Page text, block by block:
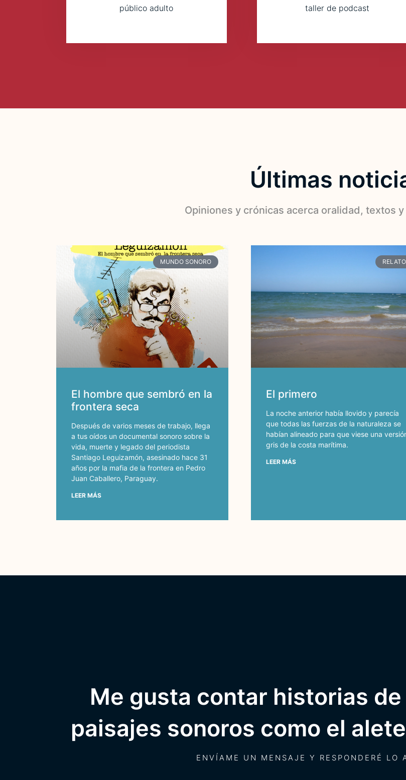
público adulto
taller de podcast
Últimas
Opiniones y crónicas acerca oralidad, textos
MUNDO SONORO
El hombre que sembró en la
frontera seca
Después de varios meses de trabajo, llega
a tus oídos un documental sonoro sobre la
vida, muerte y legado del periodista
Santiago Leguizamón, asesinado hace 31
años por la mafia de la frontera en Pedro
Juan Caballero, Paraguay.
LEER MÁS
RELATO
El primero
La noche anterior había llovido y parecía
que todas las fuerzas de la naturaleza se
habían alineado para que viese una
gris de la costa marítima.
LEER MÁS
Me gusta contar historias
paisajes sonoros como el
ENVÍAME UN MENSAJE Y RESPONDERÉ LO